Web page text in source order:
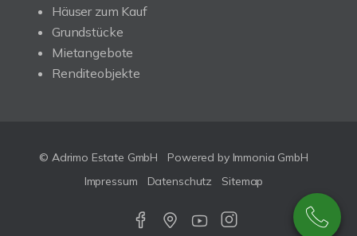
Häuser zum Kauf
Grundstücke
Mietangebote
Renditeobjekte
© Adrimo Estate GmbH
Powered by Immonia GmbH
Impressum
Datenschutz Sitemap